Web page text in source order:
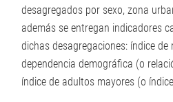
desagregados por sexo, zona
además se entregan indicadores
dichas desagregaciones: índice
dependencia demográfica (o
índice de adultos mayores (o